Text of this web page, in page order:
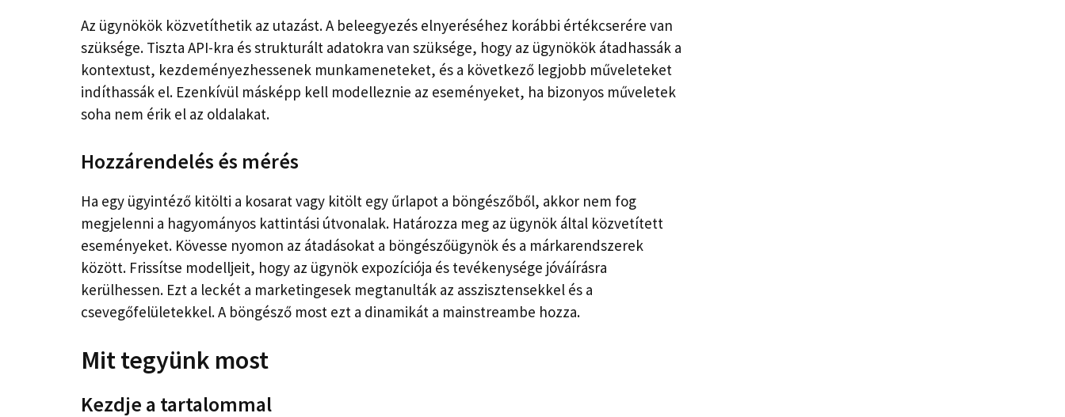
Az ügynökök közvetíthetik az utazást. A beleegyezés elnyeréséhez korábbi értékcserére van
szüksége. Tiszta API-kra és strukturált adatokra van szüksége, hogy az ügynökök átadhassák a
kontextust, kezdeményezhessenek munkameneteket, és a következő legjobb műveleteket
indíthassák el. Ezenkívül másképp kell modelleznie az eseményeket, ha bizonyos műveletek
soha nem érik el az oldalakat.
Hozzárendelés és mérés
Ha egy ügyintéző kitölti a kosarat vagy kitölt egy űrlapot a böngészőből, akkor nem fog
megjelenni a hagyományos kattintási útvonalak. Határozza meg az ügynök által közvetített
eseményeket. Kövesse nyomon az átadásokat a böngészőügynök és a márkarendszerek
között. Frissítse modelljeit, hogy az ügynök expozíciója és tevékenysége jóváírásra
kerülhessen. Ezt a leckét a marketingesek megtanulták az asszisztensekkel és a
csevegőfelületekkel. A böngésző most ezt a dinamikát a mainstreambe hozza.
Mit tegyünk most
Kezdje a tartalommal